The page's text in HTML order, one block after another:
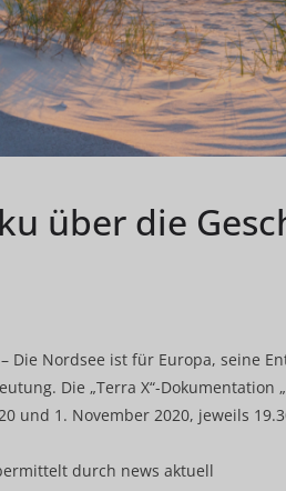
über die
Die Nordsee ist für Europa, seine
Die „Terra X“-Dokumentation
und 1. November 2020, jeweils
durch news aktuell